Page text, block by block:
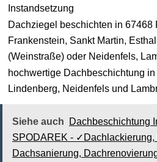
Instandsetzung
Dachziegel beschichten in 67468
Frankenstein, Sankt Martin,
(Weinstraße) oder Neidenfels,
hochwertige Dachbeschichtung
Lindenberg, Neidenfels und
Siehe auch
Dachbeschichtung
SPODAREK - ✓Dachlackierung,
Dachsanierung,